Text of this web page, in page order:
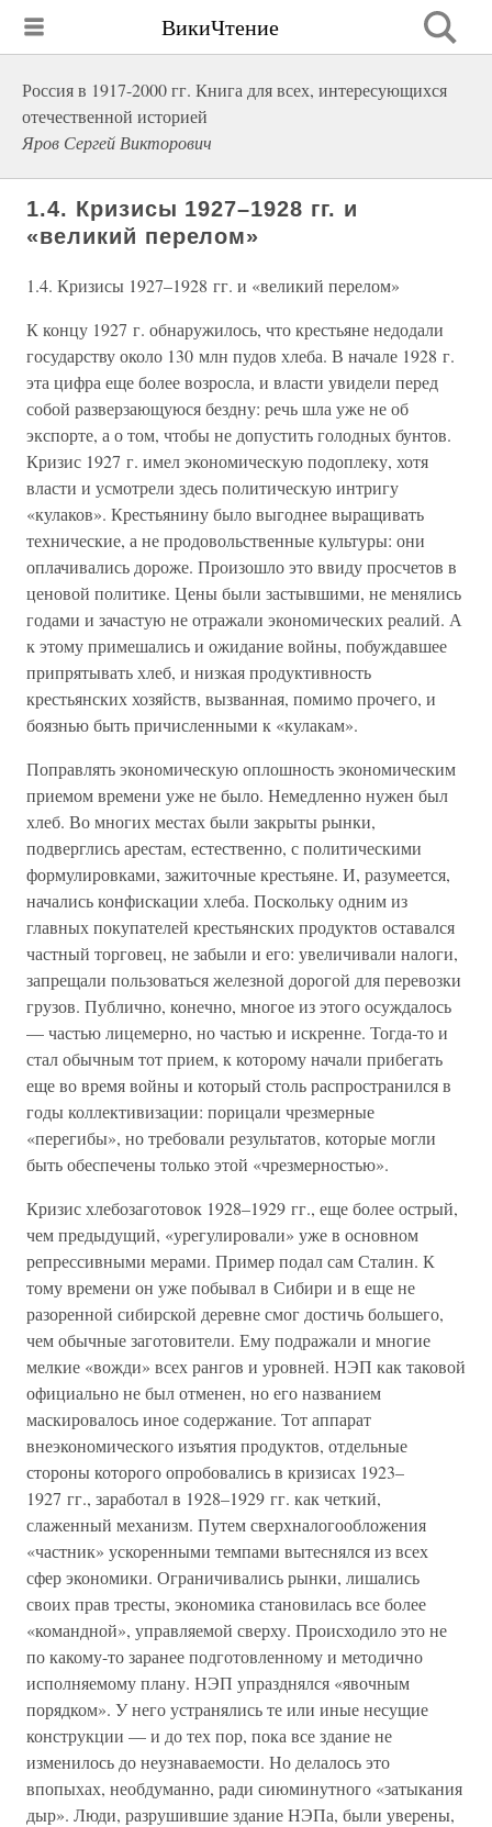
ВикиЧтение
Россия в 1917-2000 гг. Книга для всех, интересующихся
отечественной историей
Яров Сергей Викторович
1.4. Кризисы 1927–1928 гг. и
«великий перелом»
1.4. Кризисы 1927–1928 гг. и «великий перелом»
К концу 1927 г. обнаружилось, что крестьяне недодали
государству около 130 млн пудов хлеба. В начале 1928 г.
эта цифра еще более возросла, и власти увидели перед
собой разверзающуюся бездну: речь шла уже не об
экспорте, а о том, чтобы не допустить голодных бунтов.
Кризис 1927 г. имел экономическую подоплеку, хотя
власти и усмотрели здесь политическую интригу
«кулаков». Крестьянину было выгоднее выращивать
технические, а не продовольственные культуры: они
оплачивались дороже. Произошло это ввиду просчетов в
ценовой политике. Цены были застывшими, не менялись
годами и зачастую не отражали экономических реалий. А
к этому примешались и ожидание войны, побуждавшее
припрятывать хлеб, и низкая продуктивность
крестьянских хозяйств, вызванная, помимо прочего, и
боязнью быть причисленными к «кулакам».
Поправлять экономическую оплошность экономическим
приемом времени уже не было. Немедленно нужен был
хлеб. Во многих местах были закрыты рынки,
подверглись арестам, естественно, с политическими
формулировками, зажиточные крестьяне. И, разумеется,
начались конфискации хлеба. Поскольку одним из
главных покупателей крестьянских продуктов оставался
частный торговец, не забыли и его: увеличивали налоги,
запрещали пользоваться железной дорогой для перевозки
грузов. Публично, конечно, многое из этого осуждалось
— частью лицемерно, но частью и искренне. Тогда-то и
стал обычным тот прием, к которому начали прибегать
еще во время войны и который столь распространился в
годы коллективизации: порицали чрезмерные
«перегибы», но требовали результатов, которые могли
быть обеспечены только этой «чрезмерностью».
Кризис хлебозаготовок 1928–1929 гг., еще более острый,
чем предыдущий, «урегулировали» уже в основном
репрессивными мерами. Пример подал сам Сталин. К
тому времени он уже побывал в Сибири и в еще не
разоренной сибирской деревне смог достичь большего,
чем обычные заготовители. Ему подражали и многие
мелкие «вожди» всех рангов и уровней. НЭП как таковой
официально не был отменен, но его названием
маскировалось иное содержание. Тот аппарат
внеэкономического изъятия продуктов, отдельные
стороны которого опробовались в кризисах 1923–
1927 гг., заработал в 1928–1929 гг. как четкий,
слаженный механизм. Путем сверхналогообложения
«частник» ускоренными темпами вытеснялся из всех
сфер экономики. Ограничивались рынки, лишались
своих прав тресты, экономика становилась все более
«командной», управляемой сверху. Происходило это не
по какому-то заранее подготовленному и методично
исполняемому плану. НЭП упразднялся «явочным
порядком». У него устранялись те или иные несущие
конструкции — и до тех пор, пока все здание не
изменилось до неузнаваемости. Но делалось это
впопыхах, необдуманно, ради сиюминутного «затыкания
дыр». Люди, разрушившие здание НЭПа, были уверены,